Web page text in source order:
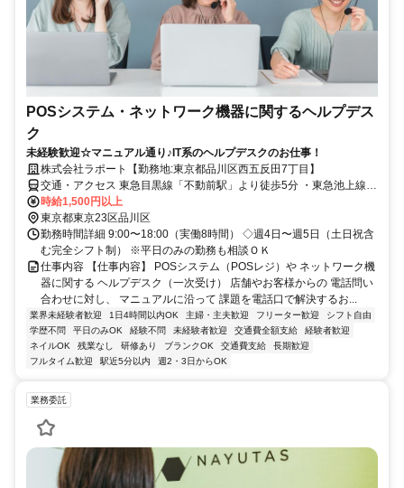
POSシステム・ネットワーク機器に関するヘルプデス
ク
未経験歓迎☆マニュアル通り♪IT系のヘルプデスクのお仕事！
株式会社ラポート【勤務地:東京都品川区西五反田7丁目】
交通・アクセス 東急目黒線「不動前駅」より徒歩5分 ・東急池上線
「大崎広小路駅」より徒歩7分・山手線／都営浅草線「五反田駅」よ
り徒歩10分 ※JR「五反田駅」より無料シャトルバスあり
時給1,500円以上
東京都東京23区品川区
勤務時間詳細 9:00〜18:00（実働8時間） ◇週4日〜週5日（土日祝含
む完全シフト制） ※平日のみの勤務も相談ＯＫ
仕事内容 【仕事内容】 POSシステム（POSレジ）や ネットワーク機
器に関する ヘルプデスク（一次受け） 店舗やお客様からの 電話問い
合わせに対し、 マニュアルに沿って 課題を電話口で解決するお...
業界未経験者歓迎 1日4時間以内OK 主婦・主夫歓迎 フリーター歓迎
シフト自由
学歴不問
平日のみOK 経験不問 未経験者歓迎 交通費全額支給
経験者歓迎
ネイルOK
残業なし 研修あり ブランクOK 交通費支給
長期歓迎
フルタイム歓迎
駅近5分以内 週2・3日からOK
業務委託